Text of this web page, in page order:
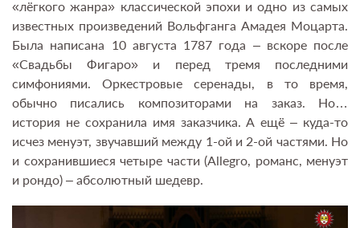
«лёгкого жанра» классической эпохи и одно из самых
известных произведений Вольфганга Амадея Моцарта.
Была написана 10 августа 1787 года – вскоре после
«Свадьбы Фигаро» и перед тремя последними
симфониями. Оркестровые серенады, в то время,
обычно писались композиторами на заказ. Но…
история не сохранила имя заказчика. А ещё – куда-то
исчез менуэт, звучавший между 1-ой и 2-ой частями. Но
и сохранившиеся четыре части (Allegro, романс, менуэт
и рондо) – абсолютный шедевр.